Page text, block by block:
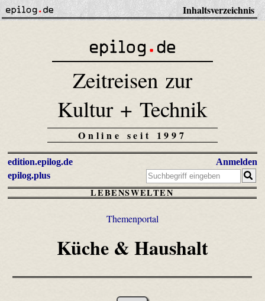
Inhaltsverzeichnis
Zeitreisen zur
Kultur + Technik
Online seit 1997
edition.epilog.de
epilog.plus
Anmelden
LEBENSWELTEN
Themenportal
Küche & Haushalt